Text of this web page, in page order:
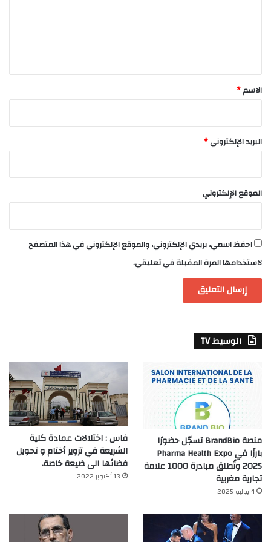
*
الاسم*
البريد الإلكتروني*
الموقع الإلكتروني
احفظ اسمي، بريدي الإلكتروني، والموقع الإلكتروني في هذا المتصفح
لاستخدامها المرة المقبلة في تعليقي.
الوسيط TV
منصة BrandBio تسجّل حضورًا
بارزًا في Pharma Health Expo
2025 وتُطلق مبادرة 1000 علامة
تجارية مغربية
4 يوليو 2025
فاس : اختلالات عمادة كلية
الشريعة في تزوير أختام و تحويل
فضائها الى ضيعة خاصة.
13 أكتوبر 2022